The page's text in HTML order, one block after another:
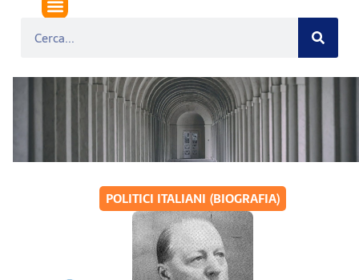
POLITICI ITALIANI (BIOGRAFIA)